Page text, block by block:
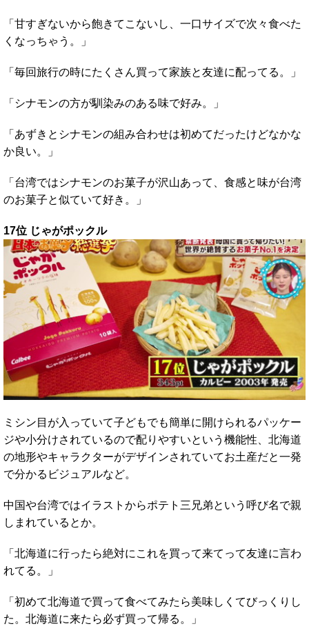
「甘すぎないから飽きてこないし、一口サイズで次々食べた
くなっちゃう。」
「毎回旅行の時にたくさん買って家族と友達に配ってる。」
「シナモンの方が馴染みのある味で好み。」
「あずきとシナモンの組み合わせは初めてだったけどなかな
か良い。」
「台湾ではシナモンのお菓子が沢山あって、食感と味が台湾
のお菓子と似ていて好き。」
17位 じゃがポックル
ミシン目が入っていて子どもでも簡単に開けられるパッケー
ジや小分けされているので配りやすいという機能性、北海道
の地形やキャラクターがデザインされていてお土産だと一発
で分かるビジュアルなど。
中国や台湾ではイラストからポテト三兄弟という呼び名で親
しまれているとか。
「北海道に行ったら絶対にこれを買って来てって友達に言わ
れてる。」
「初めて北海道で買って食べてみたら美味しくてびっくりし
た。北海道に来たら必ず買って帰る。」